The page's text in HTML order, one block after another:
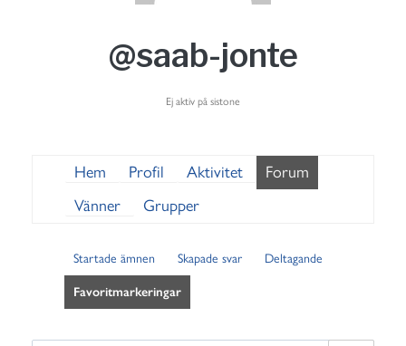
@saab-jonte
Ej aktiv på sistone
Hem Profil Aktivitet
Forum
Vänner
Grupper
Startade ämnen Skapade svar Deltagande
Favoritmarkeringar